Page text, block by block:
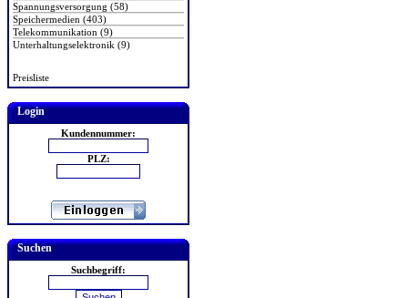
Spannungsversorgung (58)
Speichermedien (403)
Telekommunikation (9)
Unterhaltungselektronik (9)
Preisliste
Login
Kundennummer:
PLZ:
Suchen
Suchbegriff: